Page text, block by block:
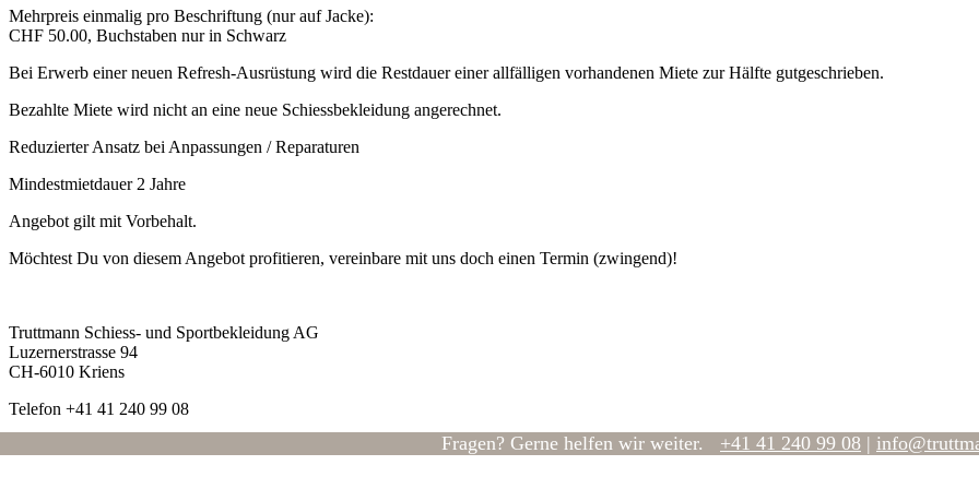
Fragen? Gerne helfen wir weiter. +41 41 240 99 08 |
Mehrpreis einmalig pro Beschriftung (nur auf Jacke):
CHF 50.00, Buchstaben nur in Schwarz
Bei Erwerb einer neuen Refresh-Ausrüstung wird die Restdauer einer allfälligen vorhandenen Miete zur Hälfte gutgeschrieben.
Bezahlte Miete wird nicht an eine neue Schiessbekleidung angerechnet.
Reduzierter Ansatz bei Anpassungen / Reparaturen
Mindestmietdauer 2 Jahre
Angebot gilt mit Vorbehalt.
Möchtest Du von diesem Angebot profitieren, vereinbare mit uns doch einen Termin (zwingend)!
Truttmann Schiess- und Sportbekleidung AG
Luzernerstrasse 94
CH-6010 Kriens
Telefon +41 41 240 99 08